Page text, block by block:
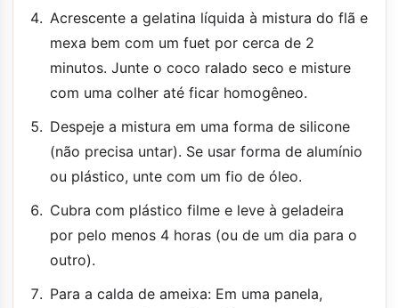
Acrescente a gelatina líquida à mistura do flã e
mexa bem com um fuet por cerca de 2
minutos. Junte o coco ralado seco e misture
com uma colher até ficar homogêneo.
Despeje a mistura em uma forma de silicone
(não precisa untar). Se usar forma de alumínio
ou plástico, unte com um fio de óleo.
Cubra com plástico filme e leve à geladeira
por pelo menos 4 horas (ou de um dia para o
outro).
Para a calda de ameixa: Em uma panela,